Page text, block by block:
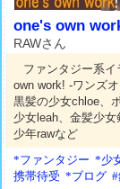
one's own
RAWさん
ファンタジー系
own work! -ワンズオ
黒髪の少女chloe、
少女leah、金髪少
少年rawなど
*ファンタジー *少
携帯待受 *ブログ